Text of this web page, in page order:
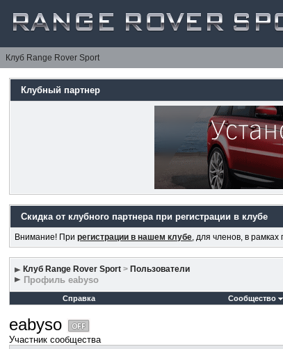
Клуб Range Rover Sport
Клубный партнер
Скидка от клубного партнера при регистрации в клубе
Внимание! Прирегистрации в нашем клубе, для членов, в рамках
Клуб Range Rover Sport > Пользователи
Профиль eabyso
Справка
Сообщество
eabyso
Участник сообщества